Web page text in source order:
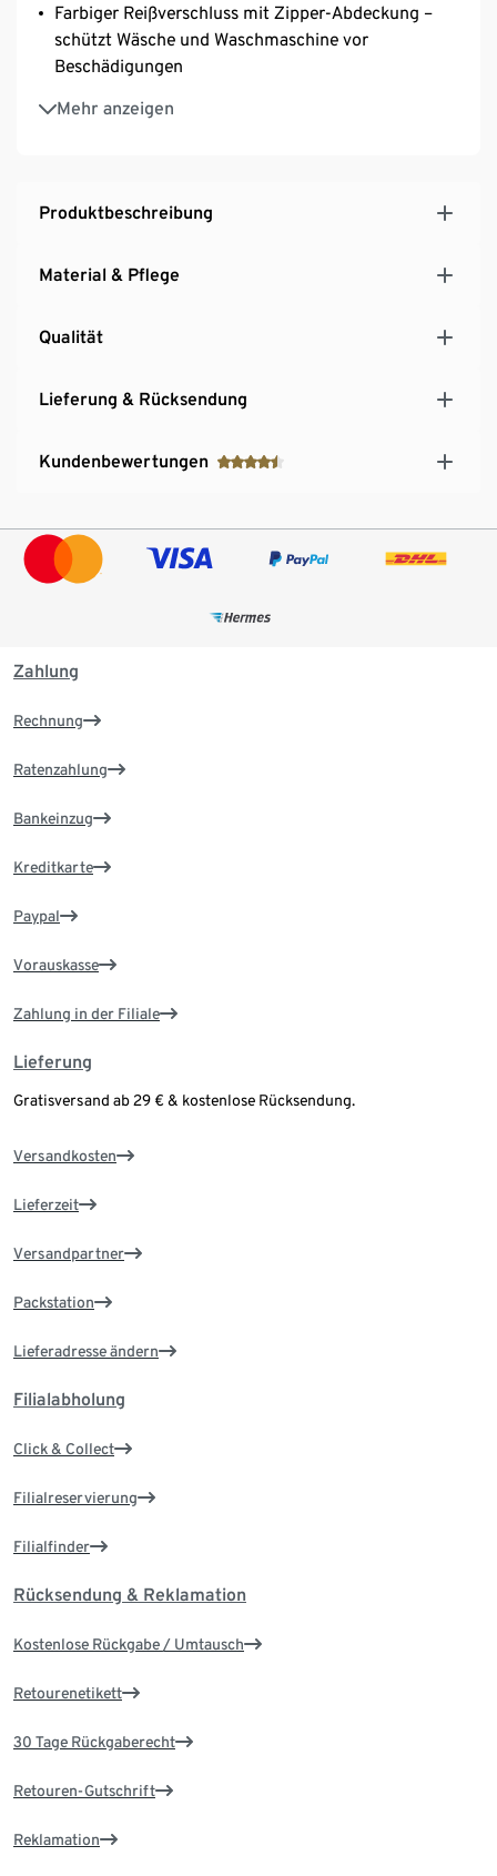
Farbiger Reißverschluss mit Zipper-Abdeckung –
schützt Wäsche und Waschmaschine vor
Beschädigungen
Mehr anzeigen
Aus recyceltem Material
Diese BH-Wäschenetze schonen Ressourcen.
Produktbeschreibung
Material & Pflege
Qualität
Lieferung & Rücksendung
Kundenbewertungen
Zahlung
Rechnung
Ratenzahlung
Bankeinzug
Kreditkarte
Paypal
Vorauskasse
Zahlung in der Filiale
Lieferung
Gratisversand ab 29 € & kostenlose Rücksendung.
Versandkosten
Lieferzeit
Versandpartner
Packstation
Lieferadresse ändern
Filialabholung
Click & Collect
Filialreservierung
Filialfinder
Rücksendung & Reklamation
Kostenlose Rückgabe / Umtausch
Retourenetikett
30 Tage Rückgaberecht
Retouren-Gutschrift
Reklamation